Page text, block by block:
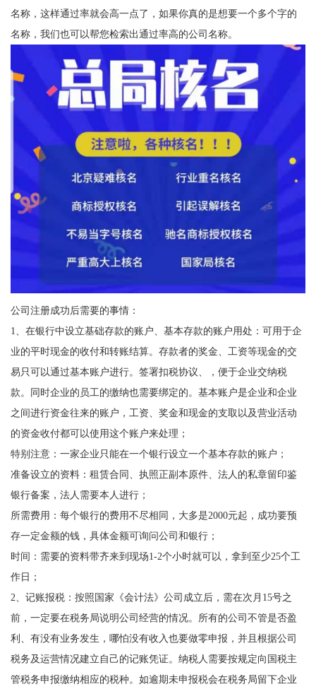
名称，这样通过率就会高一点了，如果你真的是想要一个多个字的
名称，我们也可以帮您检索出通过率高的公司名称。
公司注册成功后需要的事情：
1、在银行中设立基础存款的账户、基本存款的账户用处：可用于企
业的平时现金的收付和转账结算。存款者的奖金、工资等现金的交
易只可以通过基本账户进行。签署扣税协议、，便于企业交纳税
款。同时企业的员工的缴纳也需要绑定的。基本账户是企业和企业
之间进行资金往来的账户，工资、奖金和现金的支取以及营业活动
的资金收付都可以使用这个账户来处理；
特别注意：一家企业只能在一个银行设立一个基本存款的账户；
准备设立的资料：租赁合同、执照正副本原件、法人的私章留印鉴
银行备案，法人需要本人进行；
所需费用：每个银行的费用不尽相同，大多是2000元起，成功要预
存一定金额的钱，具体金额可询问公司和银行；
时间：需要的资料带齐来到现场1-2个小时就可以，拿到至少25个工
作日；
2、记账报税：按照国家《会计法》公司成立后，需在次月15号之
前，一定要在税务局说明公司经营的情况。所有的公司不管是否盈
利、有没有业务发生，哪怕没有收入也要做零申报，并且根据公司
税务及运营情况建立自己的记账凭证。纳税人需要按规定向国税主
管税务申报缴纳相应的税种。如逾期未申报税会在税务局留下企业